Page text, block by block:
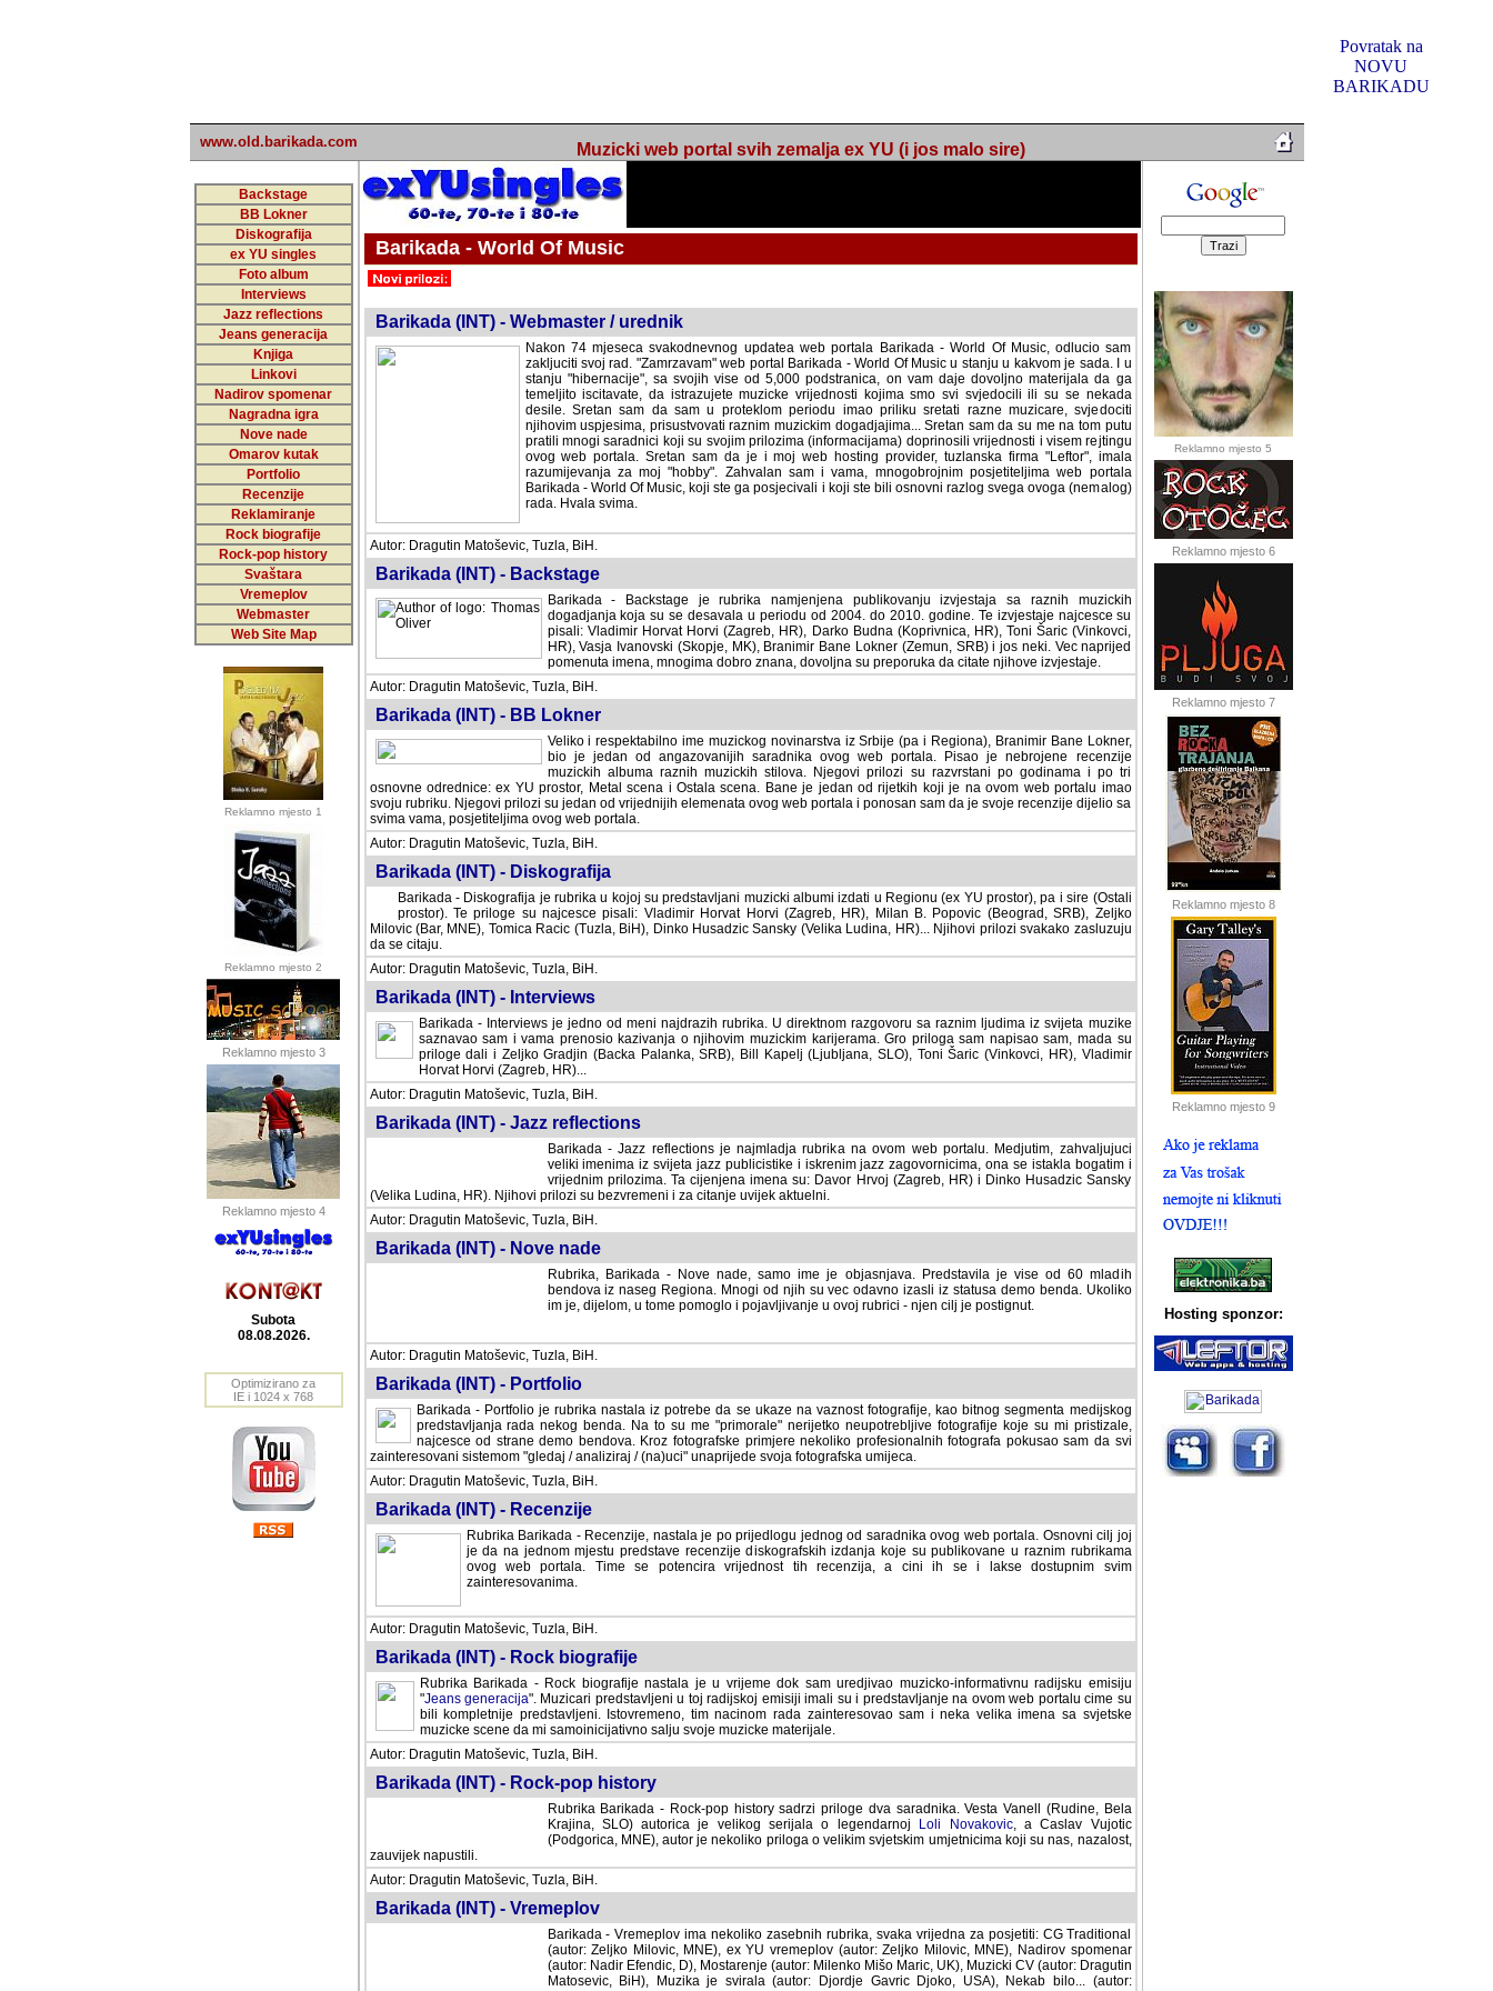
Povratak na
NOVU
BARIKADU
www.old.barikada.com Muzicki web portal svih zemalja ex YU (i jos malo sire)
Backstage
BB Lokner
Diskografija
ex YU singles
Foto album
Interviews
Jazz reflections
Jeans generacija
Knjiga
Linkovi
Nadirov spomenar
Nagradna igra
Nove nade
Omarov kutak
Portfolio
Recenzije
Reklamiranje
Rock biografije
Rock-pop history
Svaštara
Vremeplov
Webmaster
Web Site Map
Reklamno mjesto 1
Reklamno mjesto 2
Reklamno mjesto 3
Reklamno mjesto 4
Subota
08.08.2026.
Optimizirano za
IE i 1024 x 768
Barikada - World Of Music
Barikada (INT) - Webmaster / urednik
Nakon 74 mjeseca svakodnevnog updatea web portala Barikada - World Of Music, odlucio sam
zakljuciti svoj rad. "Zamrzavam" web portal Barikada - World Of Music u stanju u kakvom je sada. I u
stanju "hibernacije", sa svojih vise od 5,000 podstranica, on vam daje dovoljno materijala da ga
temeljito iscitavate, da istrazujete muzicke vrijednosti kojima smo svi svjedocili ili su se nekada desile.
Sretan sam da sam u proteklom periodu imao priliku sretati razne muzicare, svjedociti njihovim
uspjesima, prisustvovati raznim muzickim dogadjajima... Sretan sam da su me na tom putu pratili
mnogi saradnici koji su svojim prilozima (informacijama) doprinosili vrijednosti i visem rejtingu ovog
web portala. Sretan sam da je i moj web hosting provider, tuzlanska firma "Leftor", imala
razumijevanja za moj "hobby". Zahvalan sam i vama, mnogobrojnim posjetiteljima web portala
Barikada - World Of Music, koji ste ga posjecivali i koji ste bili osnovni razlog svega ovoga (nemalog)
rada. Hvala svima.
Autor: Dragutin Matoševic, Tuzla, BiH.
Barikada (INT) - Backstage
Barikada - Backstage je rubrika namjenjena publikovanju izvjestaja sa raznih muzickih
dogadjanja koja su se desavala u periodu od 2004. do 2010. godine. Te izvjestaje najcesce su
pisali: Vladimir Horvat Horvi (Zagreb, HR), Darko Budna (Koprivnica, HR), Toni Šaric (Vinkovci,
HR), Vasja Ivanovski (Skopje, MK), Branimir Bane Lokner (Zemun, SRB) i jos neki. Vec naprijed
pomenuta imena, mnogima dobro znana, dovoljna su preporuka da citate njihove izvjestaje.
Autor: Dragutin Matoševic, Tuzla, BiH.
Barikada (INT) - BB Lokner
Veliko i respektabilno ime muzickog novinarstva iz Srbije (pa i Regiona), Branimir Bane Lokner,
bio je jedan od angazovanijih saradnika ovog web portala. Pisao je nebrojene recenzije muzickih
albuma raznih muzickih stilova. Njegovi prilozi su razvrstani po godinama i po tri osnovne
odrednice: ex YU prostor, Metal scena i Ostala scena. Bane je jedan od rijetkih koji je na ovom web portalu imao svoju rubriku.
Njegovi prilozi su jedan od vrijednijih elemenata ovog web portala i ponosan sam da je svoje recenzije dijelio sa svima vama,
posjetiteljima ovog web portala.
Autor: Dragutin Matoševic, Tuzla, BiH.
Barikada (INT) - Diskografija
Barikada - Diskografija je rubrika u kojoj su predstavljani muzicki albumi izdati u Regionu (ex YU prostor), pa i sire (Ostali
prostor). Te priloge su najcesce pisali: Vladimir Horvat Horvi (Zagreb, HR), Milan B. Popovic (Beograd, SRB), Zeljko Milovic
(Bar, MNE), Tomica Racic (Tuzla, BiH), Dinko Husadzic Sansky (Velika Ludina, HR)... Njihovi prilozi svakako zasluzuju da se
citaju.
Autor: Dragutin Matoševic, Tuzla, BiH.
Barikada (INT) - Interviews
Barikada - Interviews je jedno od meni najdrazih rubrika. U direktnom razgovoru sa raznim ljudima iz svijeta muzike
saznavao sam i vama prenosio kazivanja o njihovim muzickim karijerama. Gro priloga sam napisao sam, mada su
priloge dali i Zeljko Gradjin (Backa Palanka, SRB), Bill Kapelj (Ljubljana, SLO), Toni Šaric (Vinkovci, HR), Vladimir
Horvat Horvi (Zagreb, HR)...
Autor: Dragutin Matoševic, Tuzla, BiH.
Barikada (INT) - Jazz reflections
Barikada - Jazz reflections je najmladja rubrika na ovom web portalu. Medjutim, zahvaljujuci veliki
imenima iz svijeta jazz publicistike i iskrenim jazz zagovornicima, ona se istakla bogatim i
vrijednim prilozima. Ta cijenjena imena su: Davor Hrvoj (Zagreb, HR) i Dinko Husadzic Sansky
(Velika Ludina, HR). Njihovi prilozi su bezvremeni i za citanje uvijek aktuelni.
Autor: Dragutin Matoševic, Tuzla, BiH.
Barikada (INT) - Nove nade
Rubrika, Barikada - Nove nade, samo ime je objasnjava. Predstavila je vise od 60 mladih
bendova iz naseg Regiona. Mnogi od njih su vec odavno izasli iz statusa demo benda. Ukoliko im
je, dijelom, u tome pomoglo i pojavljivanje u ovoj rubrici - njen cilj je postignut.
Autor: Dragutin Matoševic, Tuzla, BiH.
Barikada (INT) - Portfolio
Barikada - Portfolio je rubrika nastala iz potrebe da se ukaze na vaznost fotografije, kao bitnog segmenta medijskog
predstavljanja rada nekog benda. Na to su me "primorale" nerijetko neupotrebljive fotografije koje su mi pristizale,
najcesce od strane demo bendova. Kroz fotografske primjere nekoliko profesionalnih fotografa pokusao sam da svi
zainteresovani sistemom "gledaj / analiziraj / (na)uci" unaprijede svoja fotografska umijeca.
Autor: Dragutin Matoševic, Tuzla, BiH.
Barikada (INT) - Recenzije
Rubrika Barikada - Recenzije, nastala je po prijedlogu jednog od saradnika ovog web portala. Osnovni cilj joj
je da na jednom mjestu predstave recenzije diskografskih izdanja koje su publikovane u raznim rubrikama
ovog web portala. Time se potencira vrijednost tih recenzija, a cini ih se i lakse dostupnim svim
zainteresovanima.
Autor: Dragutin Matoševic, Tuzla, BiH.
Barikada (INT) - Rock biografije
Rubrika Barikada - Rock biografije nastala je u vrijeme dok sam uredjivao muzicko-informativnu radijsku emisiju
"Jeans generacija". Muzicari predstavljeni u toj radijskoj emisiji imali su i predstavljanje na ovom web portalu cime su
bili kompletnije predstavljeni. Istovremeno, tim nacinom rada zainteresovao sam i neka velika imena sa svjetske
muzicke scene da mi samoinicijativno salju svoje muzicke materijale.
Autor: Dragutin Matoševic, Tuzla, BiH.
Barikada (INT) - Rock-pop history
Rubrika Barikada - Rock-pop history sadrzi priloge dva saradnika. Vesta Vanell (Rudine, Bela
Krajina, SLO) autorica je velikog serijala o legendarnoj
Loli Novakovic, a Caslav Vujotic
(Podgorica, MNE), autor je nekoliko priloga o velikim svjetskim umjetnicima koji su nas, nazalost,
zauvijek napustili.
Autor: Dragutin Matoševic, Tuzla, BiH.
Barikada (INT) - Vremeplov
Barikada - Vremeplov ima nekoliko zasebnih rubrika, svaka vrijedna za posjetiti: CG Traditional
(autor: Zeljko Milovic, MNE), ex YU vremeplov (autor: Zeljko Milovic, MNE), Nadirov spomenar
(autor: Nadir Efendic, D), Mostarenje (autor: Milenko Mišo Maric, UK), Muzicki CV (autor: Dragutin
Matosevic, BiH), Muzika je svirala (autor: Djordje Gavric Djoko, USA), Nekab bilo... (autor:
Reklamno mjesto 5
Reklamno mjesto 6
Reklamno mjesto 7
Reklamno mjesto 8
Reklamno mjesto 9
Hosting sponzor: